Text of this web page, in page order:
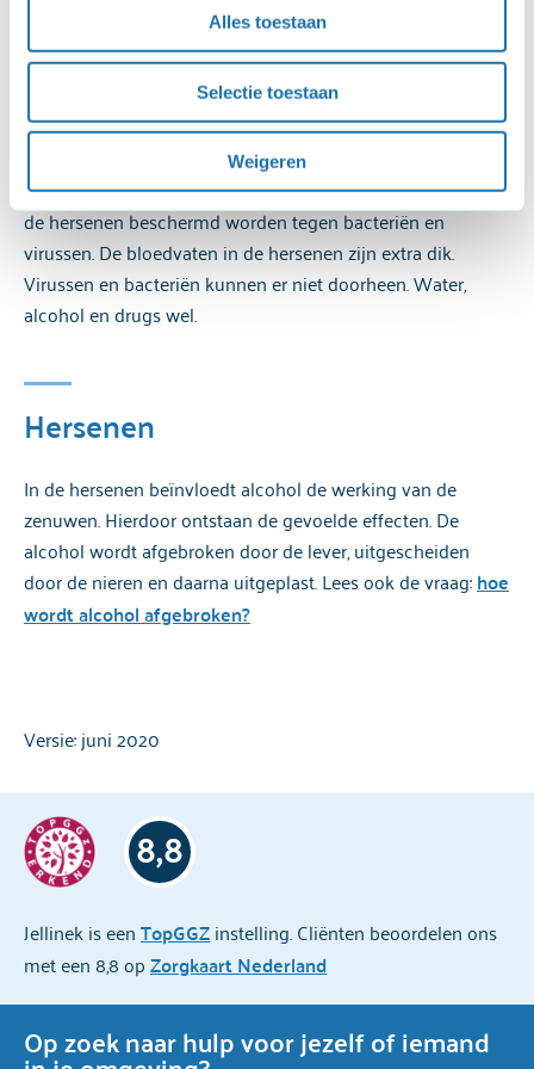
weigeren. Je kunt de video’s dan niet op onze website
bekijken. Je kunt je toestemming wijzigen via de knop die
linksonder in beeld is.
Voor een uitgebreide uitleg over onze cookies en
cookiebeleid en de privacyverklaring raadplegen.
Alles toestaan
Selectie toestaan
Weigeren
glas alcohol zich dus over 56 liter bij een vrouw over 40.
Bloed-hersen barrière
De hersenen zijn heel erg kwetsbaar. Het is belangrijk dat
de hersenen beschermd worden tegen bacteriën en
virussen. De bloedvaten in de hersenen zijn extra dik.
Virussen en bacteriën kunnen er niet doorheen. Water,
alcohol en drugs wel.
Hersenen
In de hersenen beïnvloedt alcohol de werking van de
zenuwen. Hierdoor ontstaan de gevoelde effecten. De
alcohol wordt afgebroken door de lever, uitgescheiden
door de nieren en daarna uitgeplast. Lees ook de vraag:hoe
wordt alcohol afgebroken?
Versie: juni 2020
Jellinek is eenTopGGZinstelling. Cliënten beoordelen ons
met een 8,8 opZorgkaart Nederland
8,8
Op zoek naar hulp voor jezelf of iemand